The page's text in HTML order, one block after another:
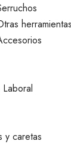
herramientas
y caretas